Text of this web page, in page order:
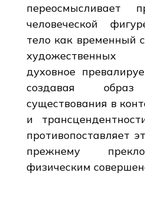
переосмысливает
человеческой
тело как временный
художественных
духовное
создавая образ
существования в
и
противопоставляет
прежнему
физическим